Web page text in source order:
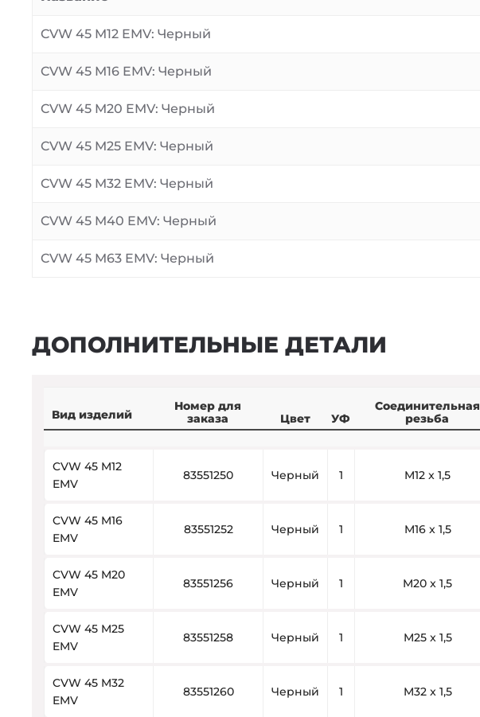
CVW 45 M12 EMV: Черный
CVW 45 M16 EMV: Черный
CVW 45 M20 EMV: Черный
CVW 45 M25 EMV: Черный
CVW 45 M32 EMV: Черный
CVW 45 M40 EMV: Черный
CVW 45 M63 EMV: Черный
ДОПОЛНИТЕЛЬНЫЕ ДЕТАЛИ
Вид изделий
Номер для
заказа
Цвет УФ
Соединительная
резьба
CVW 45 M12
EMV
83551250 Черный 1 M12 x 1,5
CVW 45 M16
EMV
83551252 Черный 1 M16 x 1,5
CVW 45 M20
EMV
83551256 Черный 1 M20 x 1,5
CVW 45 M25
EMV
83551258 Черный 1 M25 x 1,5
CVW 45 M32
EMV
83551260 Черный 1 M32 x 1,5